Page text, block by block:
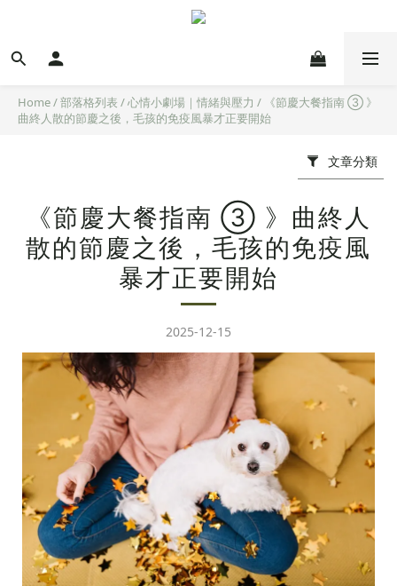
Home/部落格列表 /心情小劇場｜情緒與壓力 / 《節慶大餐指南 ③ 》
曲終人散的節慶之後，毛孩的免疫風暴才正要開始
文章分類
《節慶大餐指南 ③ 》曲終人
散的節慶之後，毛孩的免疫風
暴才正要開始
2025-12-15